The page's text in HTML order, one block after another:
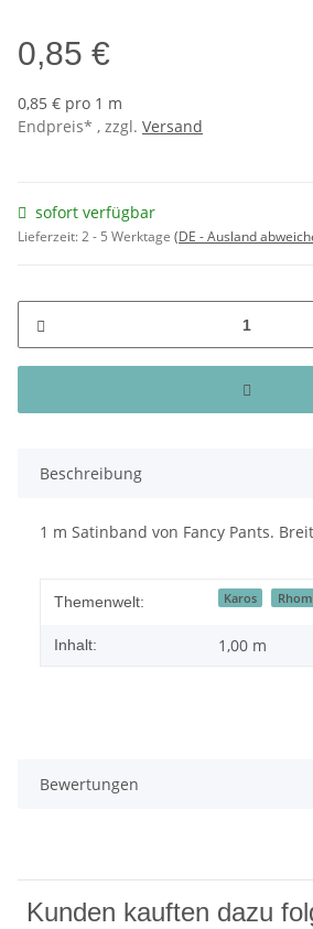
0,85 €
0,85 € pro 1 m
Endpreis* , zzgl. Versand
sofort verfügbar
Lieferzeit:2 - 5 Werktage (DE - Ausland
Beschreibung
1 m Satinband von Fancy Pants.
Themenwelt: Karos
Inhalt: 1,00 m
Bewertungen
Kunden kauften dazu